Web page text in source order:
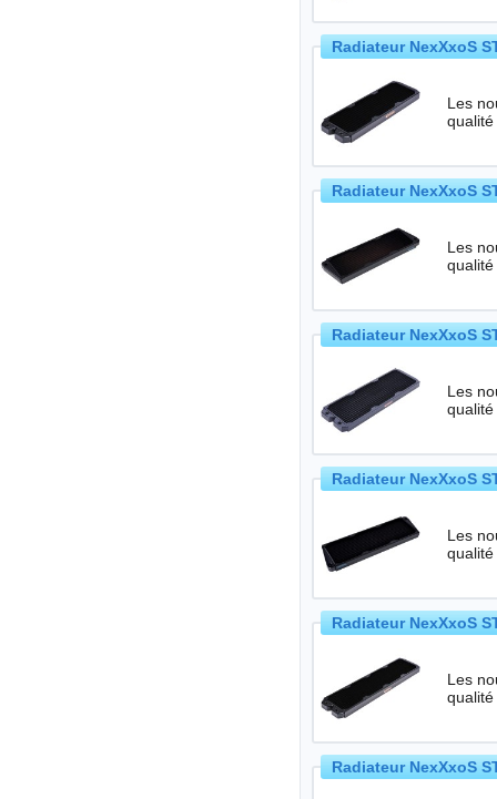
Radiateur NexXxoS
Les
Radiateur NexXxoS
Les
Radiateur NexXxoS
Les
Radiateur NexXxoS
Les
Radiateur NexXxoS
Les
Radiateur NexXxoS